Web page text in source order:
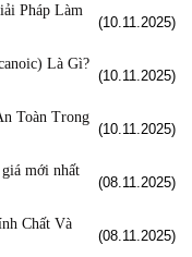
Pháp Làm
(10.11.2025)
Là Gì?
(10.11.2025)
Toàn Trong
(10.11.2025)
mới nhất
(08.11.2025)
Chất Và
(08.11.2025)